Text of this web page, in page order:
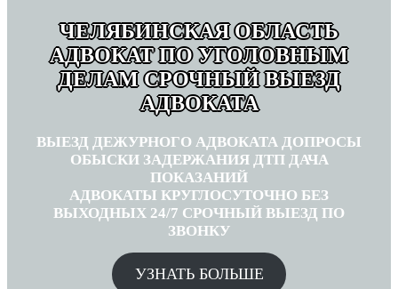
ЧЕЛЯБИНСКАЯ ОБЛАСТЬ
АДВОКАТ ПО УГОЛОВНЫМ
ДЕЛАМ СРОЧНЫЙ ВЫЕЗД
АДВОКАТА
ВЫЕЗД ДЕЖУРНОГО АДВОКАТА ДОПРОСЫ
ОБЫСКИ ЗАДЕРЖАНИЯ ДТП ДАЧА
ПОКАЗАНИЙ
АДВОКАТЫ КРУГЛОСУТОЧНО БЕЗ
ВЫХОДНЫХ 24/7 СРОЧНЫЙ ВЫЕЗД ПО
ЗВОНКУ
УЗНАТЬ БОЛЬШЕ